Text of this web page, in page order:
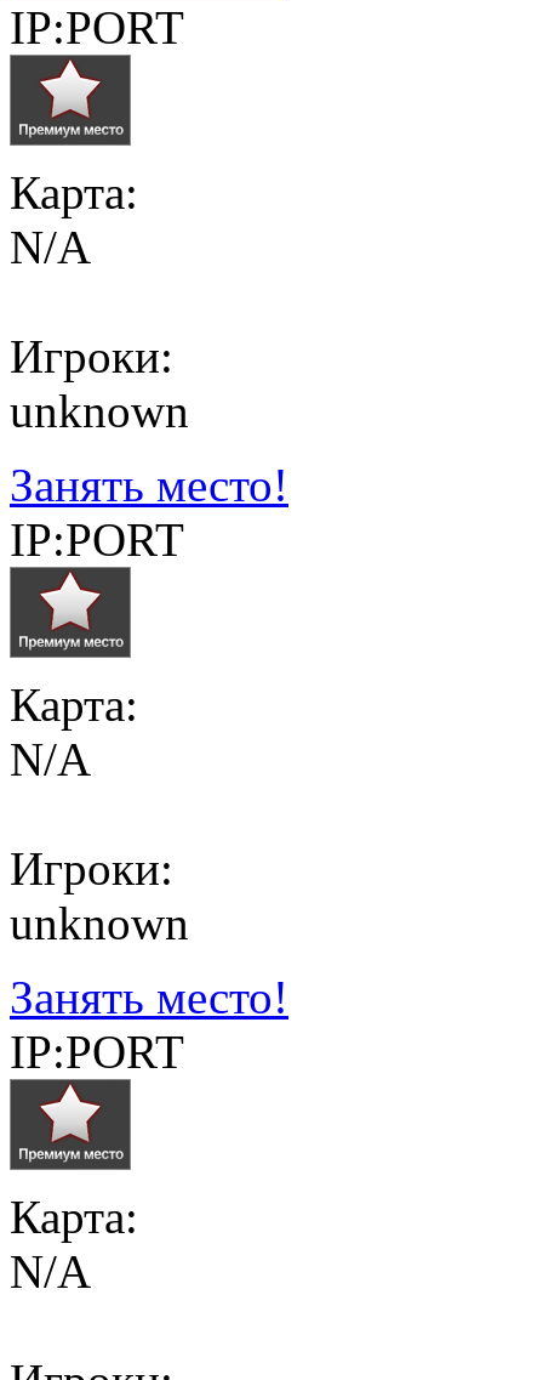
IP:PORT
Карта:
N/A
Игроки:
unknown
Занять место!
IP:PORT
Карта:
N/A
Игроки:
unknown
Занять место!
IP:PORT
Карта:
N/A